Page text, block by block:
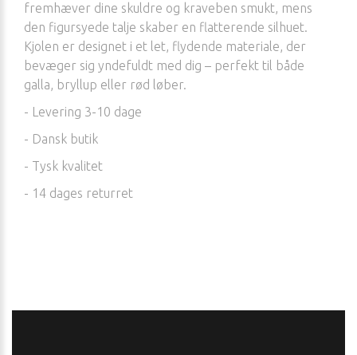
fremhæver dine skuldre og kraveben smukt, mens
den figursyede talje skaber en flatterende silhuet.
Kjolen er designet i et let, flydende materiale, der
bevæger sig yndefuldt med dig – perfekt til både
galla, bryllup eller rød løber.
- Levering 3-10 dage
- Dansk butik
- Tysk kvalitet
- 14 dages returret